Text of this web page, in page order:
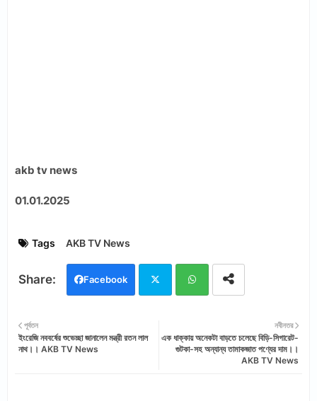
akb tv news
01.01.2025
Tags AKB TV News
Facebook
tter ats
নবীনতর
এক ধাক্কায় অনেকটা বাড়তে চলেছে বিড়ি-সিগারেট-
গুটকা-সহ অন্যান্য তামাকজাত পণ্যের দাম।।
AKB TV News
পূর্বতন
ইংরেজি নববর্ষের শুভেচ্ছা জানালেন মন্ত্রী রতন লাল
নাথ।। AKB TV News